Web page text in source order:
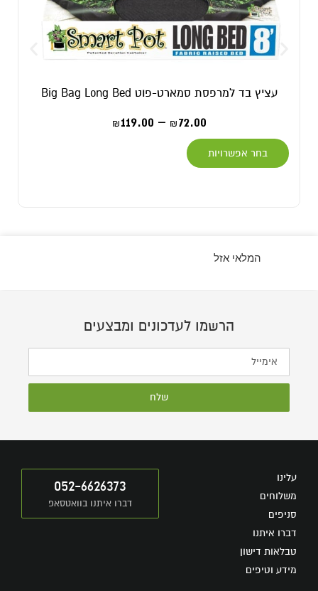
עציץ בד למרפסת סמארט-פוט Big Bag Long Bed
₪72.00
–
₪119.00
בחר אפשרויות
המלאי אזל
הרשמו לעדכונים ומבצעים
שלח
עלינו
משלוחים
סניפים
דברו איתנו
טבלאות דישון
מידע וטיפים
052-6626373
דברו איתנו בוואטסאפ